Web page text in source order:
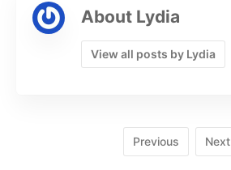
About Lydia
View all posts by Lydia
Previous Next